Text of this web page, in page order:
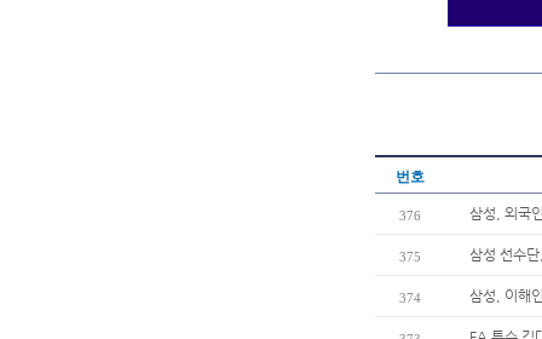
번호
376 삼성, 외국
375 삼성 선수
374 삼성, 이해